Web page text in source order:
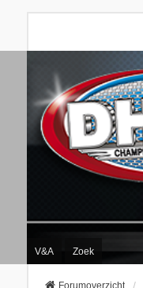
V&A Zoek
Forumoverzicht